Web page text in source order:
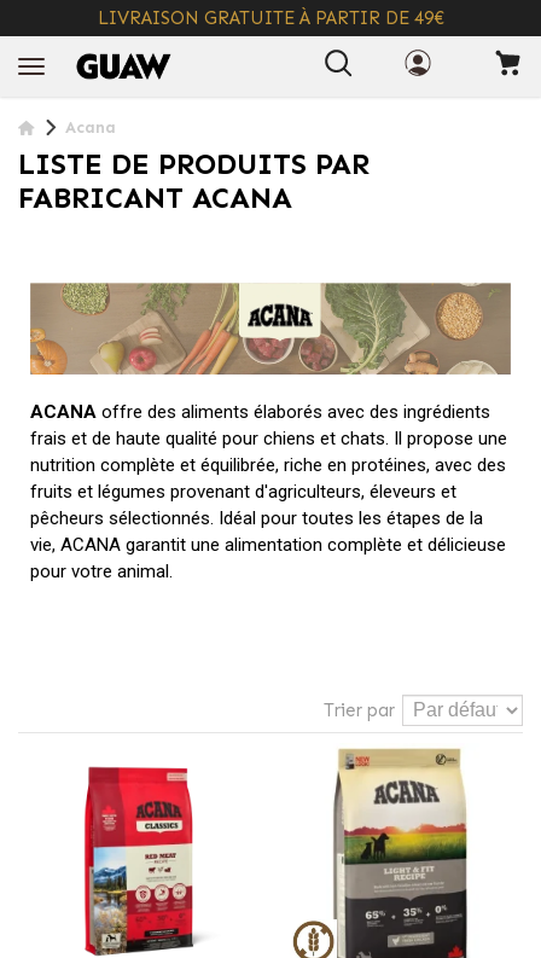
LIVRAISON GRATUITE À PARTIR DE 49€
Acana
LISTE DE PRODUITS PAR
FABRICANT ACANA
ACANA offre des aliments élaborés avec des ingrédients
frais et de haute qualité pour chiens et chats. Il propose une
nutrition complète et équilibrée, riche en protéines, avec des
fruits et légumes provenant d'agriculteurs, éleveurs et
pêcheurs sélectionnés. Idéal pour toutes les étapes de la
vie, ACANA garantit une alimentation complète et délicieuse
pour votre animal.
Trier par